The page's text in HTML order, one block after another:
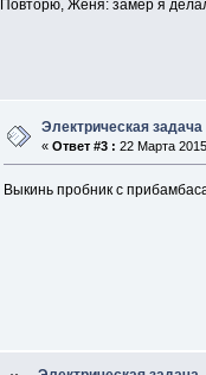
Повторю, Женя: замер я
Электрическая задача
«Ответ #3 : 22 Марта
Выкинь пробник с